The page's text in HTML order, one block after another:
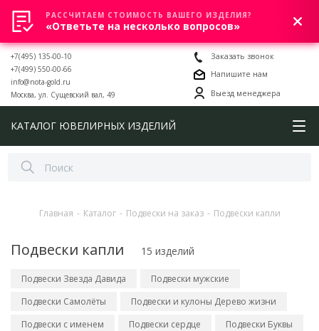
0
+7(495) 135-00-10
+7(499) 550-00-66
info@nota-gold.ru
Москва, ул. Сущевский вал, 49
Заказать звонок
Напишите нам
Выезд менеджера
КАТАЛОГ ЮВЕЛИРНЫХ ИЗДЕЛИЙ
Главная - Каталог - Подвески на заказ - Подвески капли
Подвески капли 15 изделий
Подвески Звезда Давида
Подвески мужские
Подвески Самолёты
Подвески и кулоны Дерево жизни
Подвески с именем
Подвески сердце
Подвески Буквы
РАССЧИТАЕМ СТОИМОСТЬ ВАШЕГО ИЗДЕЛИЯ?
«Ответьте на несколько вопросов»